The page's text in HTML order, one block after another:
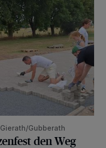
Gubberath
den Weg